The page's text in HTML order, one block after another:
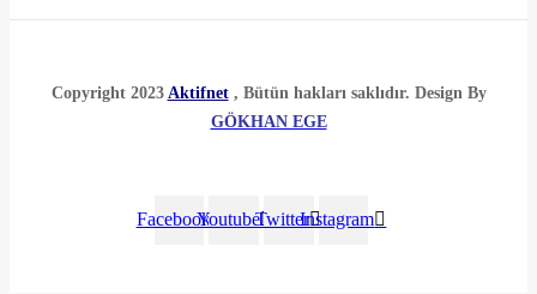
Copyright 2023 Aktifnet, Bütün hakları saklıdır. Design By
GÖKHAN EGE
FacebookYoutubeTwitterInstagram